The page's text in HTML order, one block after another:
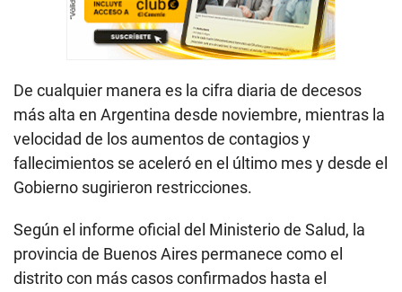
De cualquier manera es la cifra diaria de decesos
más alta en Argentina desde noviembre, mientras la
velocidad de los aumentos de contagios y
fallecimientos se aceleró en el último mes y desde el
Gobierno sugirieron restricciones.
Según el informe oficial del Ministerio de Salud, la
provincia de Buenos Aires permanece como el
distrito con más casos confirmados hasta el